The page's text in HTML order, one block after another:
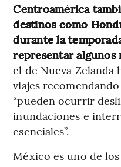
Centroamérica
destinos como
durante la
representar algunos
el de Nueva Zelanda
viajes
“pueden ocurrir
inundaciones e
esenciales”.
México es uno de